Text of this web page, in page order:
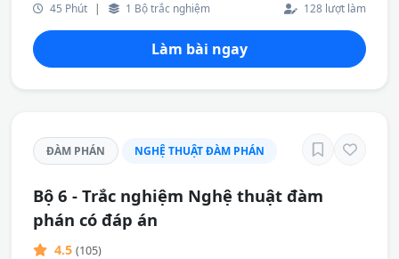
45 Phút | 1 Bộ trắc nghiệm 128 lượt làm
Làm bài ngay
ĐÀM PHÁN NGHỆ THUẬT ĐÀM PHÁN
Bộ 6 - Trắc nghiệm Nghệ thuật đàm
phán có đáp án
4.5 (105)